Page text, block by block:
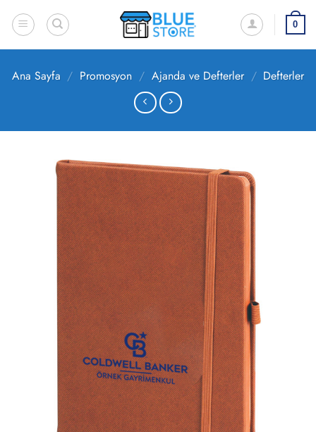
atla
0
Ana Sayfa / Promosyon / Ajanda ve Defterler / Defterler